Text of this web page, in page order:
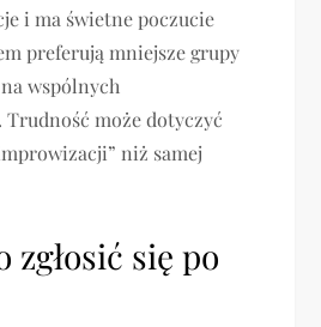
i ma świetne poczucie
preferują mniejsze grupy
wspólnych
może dotyczyć
niż samej
zgłosić się po